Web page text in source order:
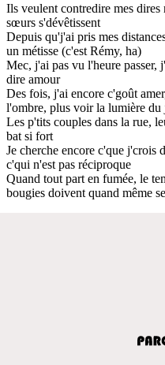
Ils veulent contredire mes
sœurs s'dévêtissent
Depuis qu'j'ai pris mes
un métisse (c'est Rémy, ha)
Mec, j'ai pas vu l'heure passer,
dire amour
Des fois, j'ai encore c'goût
l'ombre, plus voir la lumière du
Les p'tits couples dans la rue,
bat si fort
Je cherche encore c'que j'crois
c'qui n'est pas réciproque
Quand tout part en fumée, le
bougies doivent quand même